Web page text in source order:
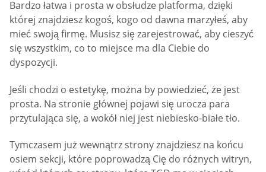
Bardzo łatwa i prosta w obsłudze platforma, dzięki
której znajdziesz kogoś, kogo od dawna marzyłeś, aby
mieć swoją firmę. Musisz się zarejestrować, aby cieszyć
się wszystkim, co to miejsce ma dla Ciebie do
dyspozycji.
Jeśli chodzi o estetykę, można by powiedzieć, że jest
prosta. Na stronie głównej pojawi się urocza para
przytulająca się, a wokół niej jest niebiesko-białe tło.
Tymczasem już wewnątrz strony znajdziesz na końcu
osiem sekcji, które poprowadzą Cię do różnych witryn,